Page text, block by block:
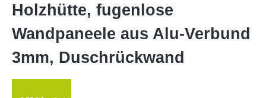
Holzhütte, fugenlose
Wandpaneele aus Alu-Verbund
3mm, Duschrückwand